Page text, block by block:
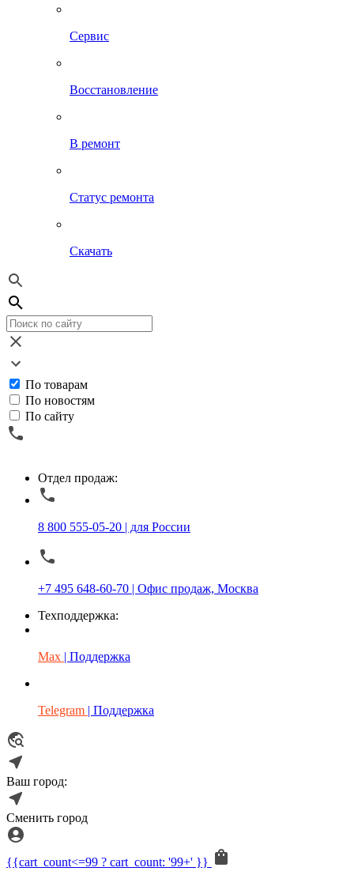
Сервис
Восстановление
В ремонт
Статус ремонта
Скачать
По товарам
По новостям
По сайту
Отдел продаж:
8 800 555-05-20 | для России
+7 495 648-60-70 | Офис продаж, Москва
Техподдержка:
Max | Поддержка
Telegram | Поддержка
Ваш город:
Сменить город
{{cart_count<=99 ? cart_count: '99+' }}